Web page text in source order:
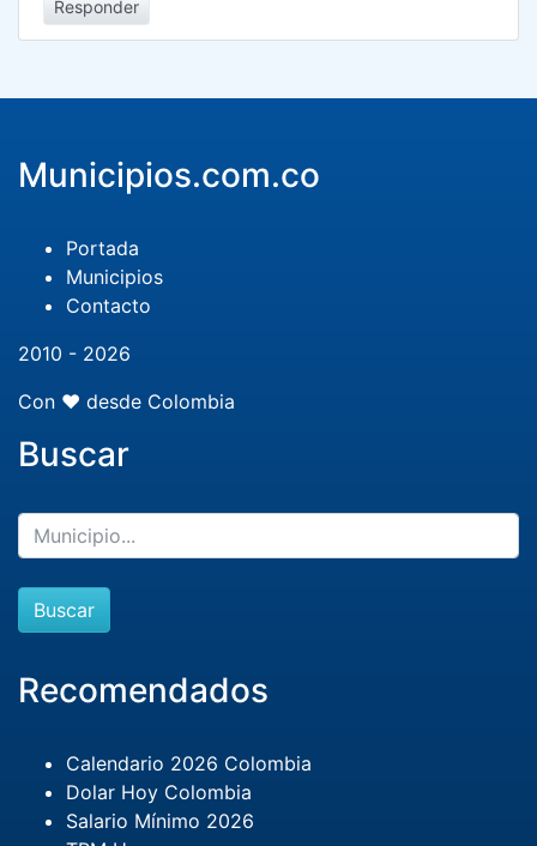
Responder
Municipios.com.co
Portada
Municipios
Contacto
2010 - 2026
Con ❤️ desde Colombia
Buscar
Buscar
Recomendados
Calendario 2026 Colombia
Dolar Hoy Colombia
Salario Mínimo 2026